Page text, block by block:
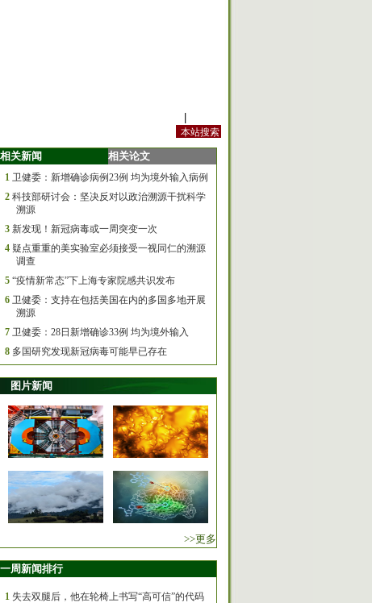
相关新闻 相关论文
1 卫健委：新增确诊病例23例 均为境外输入病例
2 科技部研讨会：坚决反对以政治溯源干扰科学
溯源
3 新发现！新冠病毒或一周突变一次
4 疑点重重的美实验室必须接受一视同仁的溯源
调查
5 “疫情新常态”下上海专家院感共识发布
6 卫健委：支持在包括美国在内的多国多地开展
溯源
7 卫健委：28日新增确诊33例 均为境外输入
8 多国研究发现新冠病毒可能早已存在
图片新闻
>>更多
一周新闻排行
1 失去双腿后，他在轮椅上书写“高可信”的代码